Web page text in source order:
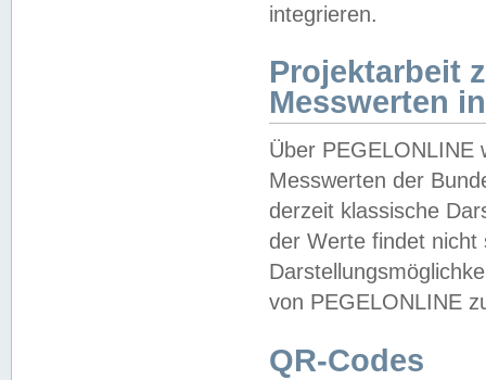
integrieren.
Projektarbeit
Messwerten
Über PEGELONLINE
Messwerten der
derzeit klassische
der Werte findet
von PEGELONLINE
QR-Codes